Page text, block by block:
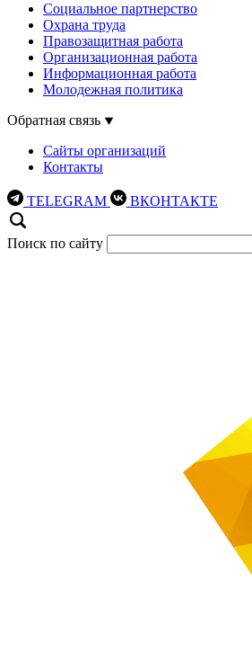
Социальное партнерство
Охрана труда
Правозащитная работа
Организационная работа
Информационная работа
Молодежная политика
Обратная связь
Сайты организаций
Контакты
TELEGRAM ВКОНТАКТЕ
Поиск по сайту